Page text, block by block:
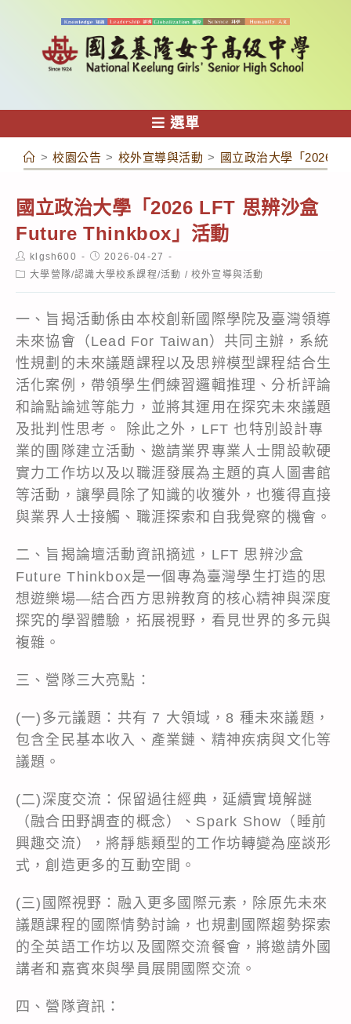
容
選單
> 校園公告 > 校外宣導與活動 > 國立政治大學「2026
國立政治大學「2026 LFT 思辨沙盒
Future Thinkbox」活動
Post
author:
klgsh600
Post
published:
2026-04-27
Post大學營隊/認識大學校系課程/活動 / 校外宣導與活動
一、旨揭活動係由本校創新國際學院及臺灣領導
未來協會（Lead For Taiwan）共同主辦，系統
性規劃的未來議題課程以及思辨模型課程結合生
活化案例，帶領學生們練習邏輯推理、分析評論
和論點論述等能力，並將其運用在探究未來議題
及批判性思考。 除此之外，LFT 也特別設計專
業的團隊建立活動、邀請業界專業人士開設軟硬
實力工作坊以及以職涯發展為主題的真人圖書館
等活動，讓學員除了知識的收獲外，也獲得直接
與業界人士接觸、職涯探索和自我覺察的機會。
二、旨揭論壇活動資訊摘述，LFT 思辨沙盒
Future Thinkbox是一個專為臺灣學生打造的思
想遊樂場—結合西方思辨教育的核心精神與深度
探究的學習體驗，拓展視野，看見世界的多元與
複雜。
三、營隊三大亮點：
(一)多元議題：共有 7 大領域，8 種未來議題，
包含全民基本收入、產業鏈、精神疾病與文化等
議題。
(二)深度交流：保留過往經典，延續實境解謎
（融合田野調查的概念）、Spark Show（睡前
興趣交流），將靜態類型的工作坊轉變為座談形
式，創造更多的互動空間。
(三)國際視野：融入更多國際元素，除原先未來
議題課程的國際情勢討論，也規劃國際趨勢探索
的全英語工作坊以及國際交流餐會，將邀請外國
講者和嘉賓來與學員展開國際交流。
四、營隊資訊：